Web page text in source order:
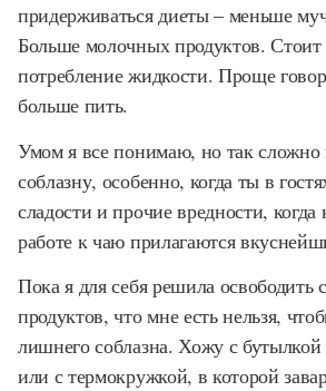
придерживаться диеты – меньше
Больше молочных продуктов. Стоит
потребление жидкости. Проще
больше пить.
Умом я все понимаю, но так сложно
соблазну, особенно, когда ты в
сладости и прочие вредности,
работе к чаю прилагаются
Пока я для себя решила освободить
продуктов, что мне есть нельзя,
лишнего соблазна. Хожу с
или с термокружкой, в которой